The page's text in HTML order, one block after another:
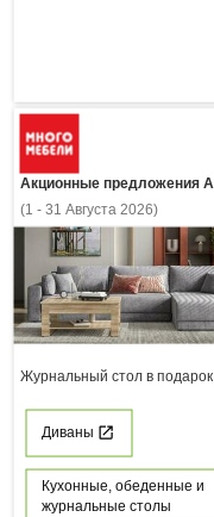
(1 - 31 Августа 2026)
Журнальный стол в подарок
Диваны
Кухонные, обеденные и
журнальные столы